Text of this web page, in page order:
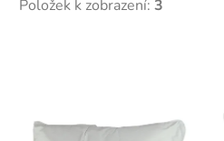
Položek k zobrazení: 3